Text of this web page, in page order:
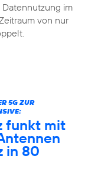
im
von nur
5G ZUR
funkt mit
in 80